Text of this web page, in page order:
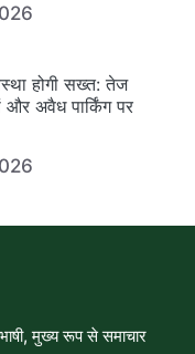
होगी सख्त: तेज
और अवैध पार्किंग पर
मुख्य रूप से समाचार